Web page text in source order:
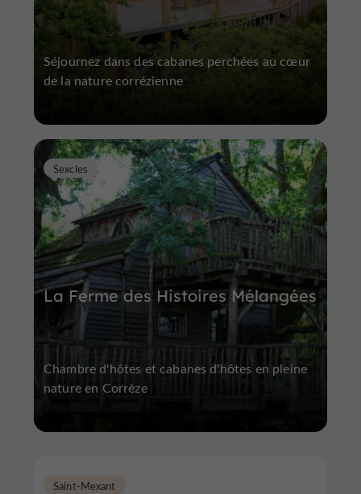
Séjournez dans des cabanes perchées au cœur
de la nature corrézienne
La Ferme des Histoires Mélangées
Sexcles
Chambre d'hôtes et cabanes d'hôtes en pleine
nature en Corrèze
Saint-Mexant